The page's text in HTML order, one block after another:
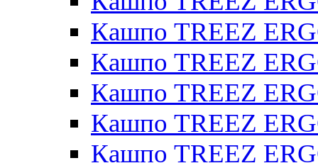
Кашпо TREEZ
Кашпо TREEZ
Кашпо TREEZ
Кашпо TREEZ
Кашпо TREEZ